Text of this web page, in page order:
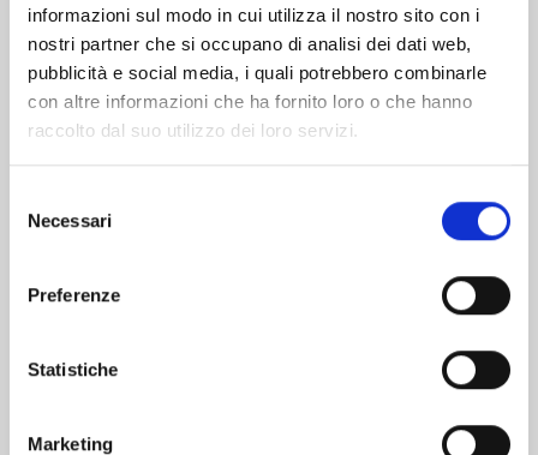
informazioni sul modo in cui utilizza il nostro sito con i
nostri partner che si occupano di analisi dei dati web,
pubblicità e social media, i quali potrebbero combinarle
con altre informazioni che ha fornito loro o che hanno
raccolto dal suo utilizzo dei loro servizi.
delNecessari
Preferenze
Statistiche
Marketing